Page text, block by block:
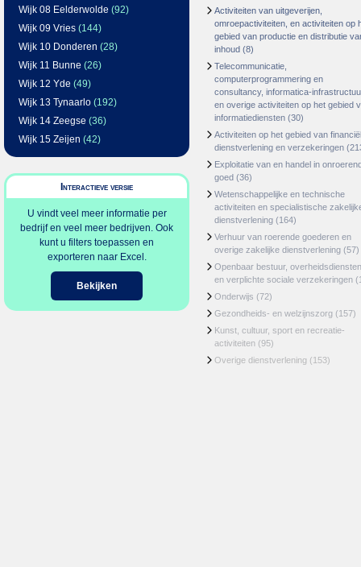
Wijk 08 Eelderwolde (92)
Wijk 09 Vries (144)
Wijk 10 Donderen (28)
Wijk 11 Bunne (26)
Wijk 12 Yde (49)
Wijk 13 Tynaarlo (192)
Wijk 14 Zeegse (36)
Wijk 15 Zeijen (42)
Interactieve versie
U vindt veel meer informatie per
bedrijf en veel meer bedrijven. Ook
kunt u filters toepassen en
exporteren naar Excel.
Bekijken
Activiteiten van uitgeverijen,
omroepactiviteiten, en activiteiten op
gebied van productie en distributie
inhoud (8)
Telecommunicatie,
computerprogrammering en
consultancy, informatica-
en overige activiteiten op het gebied
informatiediensten (30)
Activiteiten op het gebied van
dienstverlening en verzekeringen
Exploitatie van en handel in
goed (36)
Wetenschappelijke en technische
activiteiten en specialistische
dienstverlening (164)
Verhuur van roerende goederen en
overige zakelijke dienstverlening (57)
Openbaar bestuur, overheidsdiensten
en verplichte sociale verzekeringen
Onderwijs (72)
Gezondheids- en welzijnszorg (157)
Kunst, cultuur, sport en recreatie-
activiteiten (95)
Overige dienstverlening (153)